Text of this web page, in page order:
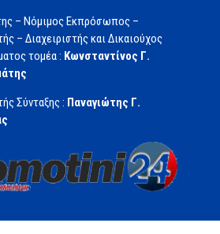
– Νόμιμος Εκπρόσωπος –
– Διαχειριστής και Δικαιούχος
τομέα : Κωνσταντίνος Γ.
Σύνταξης : Παναγιώτης Γ.